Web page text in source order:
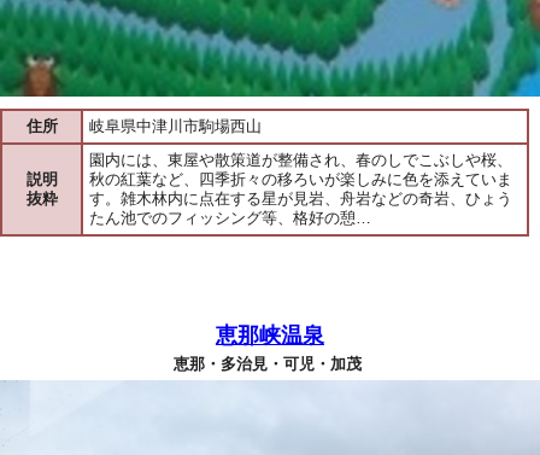
住所 岐阜県中津川市駒場西山
説明
抜粋
園内には、東屋や散策道が整備され、春のしでこぶしや桜、
秋の紅葉など、四季折々の移ろいが楽しみに色を添えていま
す。雑木林内に点在する星が見岩、舟岩などの奇岩、ひょう
たん池でのフィッシング等、格好の憩…
恵那峡温泉
恵那・多治見・可児・加茂